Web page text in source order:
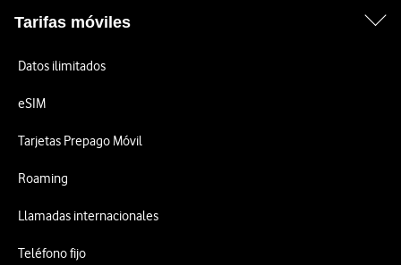
Tarifas móviles
Datos ilimitados
eSIM
Tarjetas Prepago Móvil
Roaming
Llamadas internacionales
Teléfono fijo